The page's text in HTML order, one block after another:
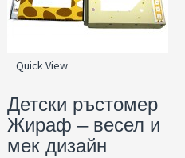
Quick View
Детски ръстомер
Жираф – весел и
мек дизайн